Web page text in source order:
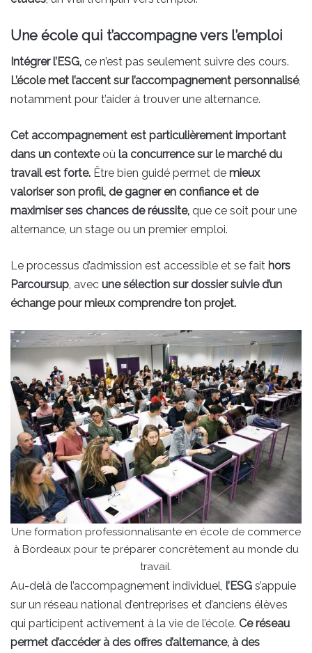
Une école qui t’accompagne vers l’emploi
Intégrer l’ESG, ce n’est pas seulement suivre des cours.
L’école met l’accent sur l’accompagnement personnalisé,
notamment pour t’aider à trouver une alternance.
Cet accompagnement est particulièrement important
dans un contexteoù la concurrence sur le marché du
travail est forte. Être bien guidé permet de mieux
valoriser son profil, de gagner en confiance et de
maximiser ses chances de réussite, que ce soit pour une
alternance, un stage ou un premier emploi.
Le processus d’admission est accessible et se fait hors
Parcoursup, avec une sélection sur dossier suivie d’un
échange pour mieux comprendre ton projet.
Une formation professionnalisante en école de commerce
à Bordeaux pour te préparer concrètement au monde du
travail.
Au-delà de l’accompagnement individuel, l’ESG s’appuie
sur un réseau national d’entreprises et d’anciens élèves
qui participent activement à la vie de l’école. Ce réseau
permet d’accéder à des offres d’alternance, à des